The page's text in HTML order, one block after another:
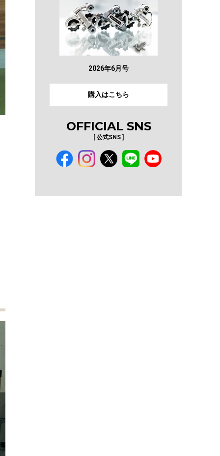
2026年6月号
購入はこちら
OFFICIAL SNS
[ 公式SNS ]